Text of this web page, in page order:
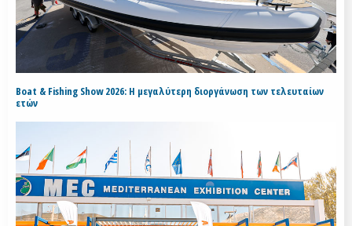
Boat & Fishing Show 2026: Η μεγαλύτερη διοργάνωση των τελευταίων
ετών